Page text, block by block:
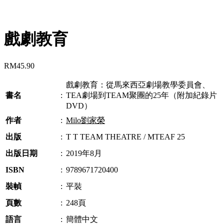
戲劇教育
RM45.90
書名 :
戲劇教育：從馬來西亞劇場教學委員會、
TEA劇場到TEAM聚團的25年（附加紀錄片
DVD）
作者
: Milo劉家榮
出版
: T T TEAM THEATRE / MTEAF 25
出版日期
: 2019年8月
ISBN
: 9789671720400
裝幀
: 平裝
頁數
: 248頁
語言
: 簡體中文